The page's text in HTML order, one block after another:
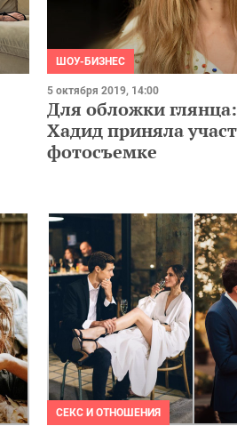
ШОУ-БИЗНЕС
5 октября 2019, 14:00
Для обложки
Хадид приняла
фотосъемке
СЕКС И ОТНОШЕНИЯ